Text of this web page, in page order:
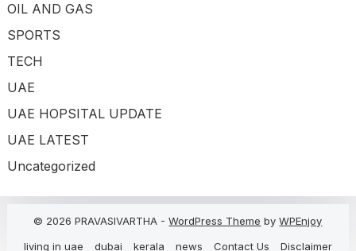
OIL AND GAS
SPORTS
TECH
UAE
UAE HOPSITAL UPDATE
UAE LATEST
Uncategorized
© 2026 PRAVASIVARTHA -WordPress Theme byWPEnjoy
living in uae
dubai kerala news Contact Us Disclaimer